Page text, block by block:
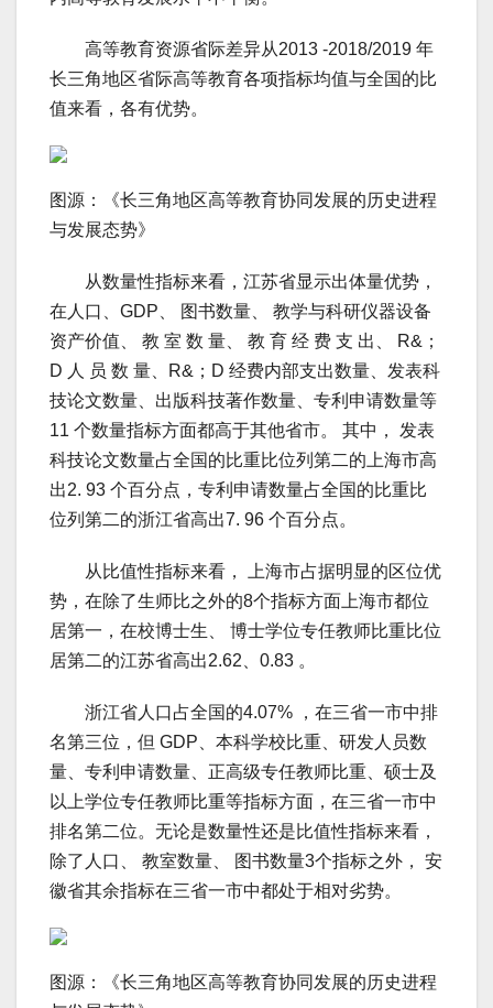
高等教育资源省际差异从2013 -2018/2019 年
长三角地区省际高等教育各项指标均值与全国的比
值来看，各有优势。
图源：《长三角地区高等教育协同发展的历史进程
与发展态势》
从数量性指标来看，江苏省显示出体量优势，
在人口、GDP、 图书数量、 教学与科研仪器设备
资产价值、 教 室 数 量、 教 育 经 费 支 出、 R&；
D 人 员 数 量、R&；D 经费内部支出数量、发表科
技论文数量、出版科技著作数量、专利申请数量等
11 个数量指标方面都高于其他省市。 其中， 发表
科技论文数量占全国的比重比位列第二的上海市高
出2. 93 个百分点，专利申请数量占全国的比重比
位列第二的浙江省高出7. 96 个百分点。
从比值性指标来看， 上海市占据明显的区位优
势，在除了生师比之外的8个指标方面上海市都位
居第一，在校博士生、 博士学位专任教师比重比位
居第二的江苏省高出2.62、0.83 。
浙江省人口占全国的4.07% ，在三省一市中排
名第三位，但 GDP、本科学校比重、研发人员数
量、专利申请数量、正高级专任教师比重、硕士及
以上学位专任教师比重等指标方面，在三省一市中
排名第二位。无论是数量性还是比值性指标来看，
除了人口、 教室数量、 图书数量3个指标之外， 安
徽省其余指标在三省一市中都处于相对劣势。
图源：《长三角地区高等教育协同发展的历史进程